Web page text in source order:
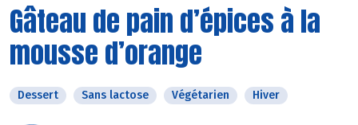
Gâteau de pain d’épices à la
mousse d’orange
Dessert Sans lactose Végétarien Hiver